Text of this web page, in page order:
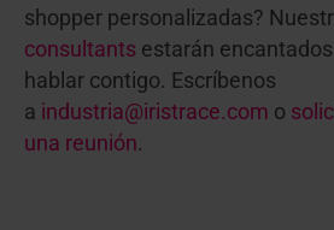
shopper personalizadas?
consultants estarán
hablar contigo. Escríbenos
a industria@iristrace.com o
una reunión.